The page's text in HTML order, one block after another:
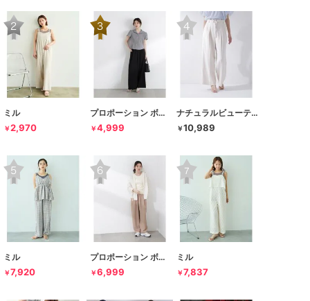
ミル
￥2,970
プロポーション ボディドレッシング
￥4,999
ナチュラルビューティーベーシック
￥10,989
ミル
￥7,920
プロポーション ボディドレッシング
￥6,999
ミル
￥7,837